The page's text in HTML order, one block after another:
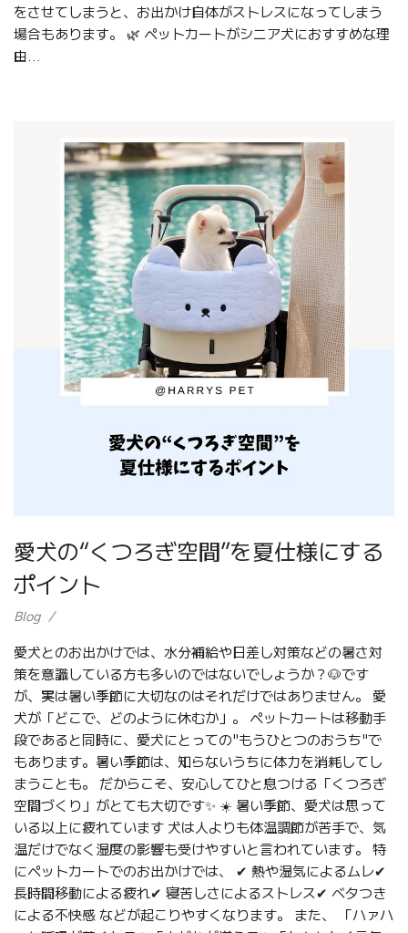
をさせてしまうと、お出かけ自体がストレスになってしまう
場合もあります。 🌿 ペットカートがシニア犬におすすめな理
由...
愛犬の“くつろぎ空間”を夏仕様にする
ポイント
Blog
愛犬とのお出かけでは、水分補給や日差し対策などの暑さ対
策を意識している方も多いのではないでしょうか？🐶です
が、実は暑い季節に大切なのはそれだけではありません。 愛
犬が「どこで、どのように休むか」。 ペットカートは移動手
段であると同時に、愛犬にとっての"もうひとつのおうち"で
もあります。暑い季節は、知らないうちに体力を消耗してし
まうことも。 だからこそ、安心してひと息つける「くつろぎ
空間づくり」がとても大切です✨ ☀️ 暑い季節、愛犬は思って
いる以上に疲れています 犬は人よりも体温調節が苦手で、気
温だけでなく湿度の影響も受けやすいと言われています。 特
にペットカートでのお出かけでは、 ✔ 熱や湿気によるムレ✔
長時間移動による疲れ✔ 寝苦しさによるストレス✔ ベタつき
による不快感 などが起こりやすくなります。 また、 「ハァハ